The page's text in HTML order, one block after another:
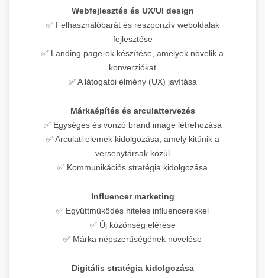
Webfejlesztés és UX/UI design
✅ Felhasználóbarát és reszponzív weboldalak
fejlesztése
✅ Landing page-ek készítése, amelyek növelik a
konverziókat
✅ A látogatói élmény (UX) javítása
Márkaépítés és arculattervezés
✅ Egységes és vonzó brand image létrehozása
✅ Arculati elemek kidolgozása, amely kitűnik a
versenytársak közül
✅ Kommunikációs stratégia kidolgozása
Influencer marketing
✅ Együttműködés hiteles influencerekkel
✅ Új közönség elérése
✅ Márka népszerűségének növelése
Digitális stratégia kidolgozása